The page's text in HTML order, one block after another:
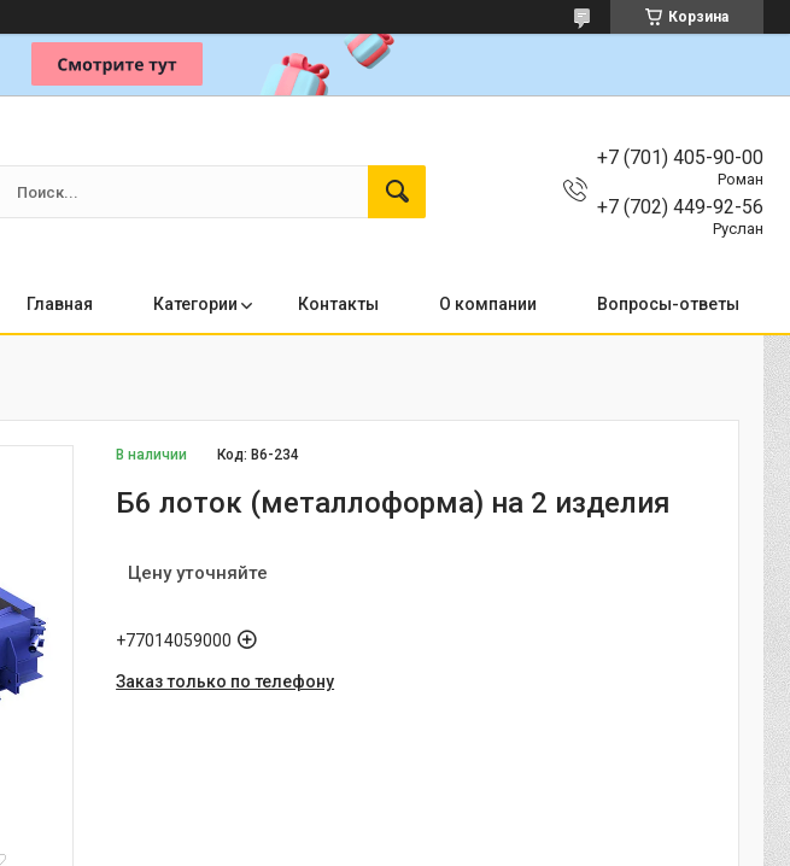
Корзина
+7 (701) 405-90-00
Роман
+7 (702) 449-92-56
Руслан
Главная Категории Контакты О компании Вопросы-ответы
В наличии Код: B6-234
Б6 лоток (металлоформа) на 2 изделия
Цену уточняйте
+77014059000
Заказ только по телефону